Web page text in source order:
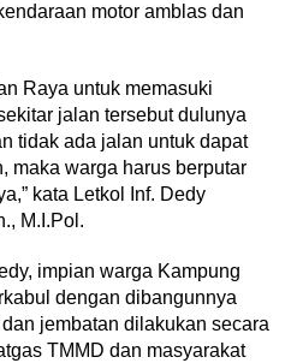
motor amblas dan
Raya untuk memasuki
jalan tersebut dulunya
tidak ada jalan untuk dapat
maka warga harus berputar
kata Letkol Inf. Dedy
M.I.Pol.
impian warga Kampung
dengan dibangunnya
jembatan dilakukan secara
TMMD dan masyarakat